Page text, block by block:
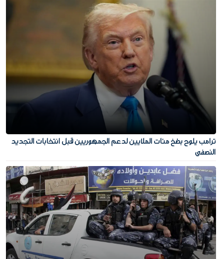
ترامب يلوح بضخ مئات الملايين لدعم الجمهوريين قبل انتخابات التجديد
النصفي